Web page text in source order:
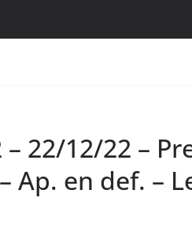
– 22/12/22 –
Ap. en def. –